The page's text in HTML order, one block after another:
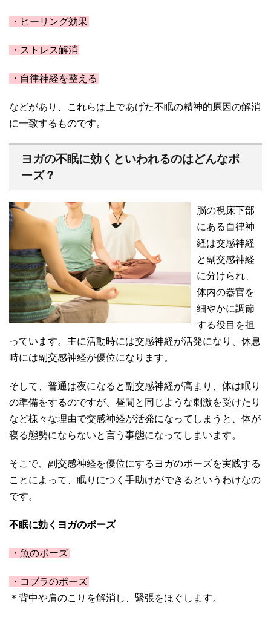
・ヒーリング効果
・ストレス解消
・自律神経を整える
などがあり、これらは上であげた不眠の精神的原因の解消
に一致するものです。
ヨガの不眠に効くといわれるのはどんなポ
ーズ？
脳の視床下部
にある自律神
経は交感神経
と副交感神経
に分けられ、
体内の器官を
細やかに調節
する役目を担
っています。主に活動時には交感神経が活発になり、休息
時には副交感神経が優位になります。
そして、普通は夜になると副交感神経が高まり、体は眠り
の準備をするのですが、昼間と同じような刺激を受けたり
など様々な理由で交感神経が活発になってしまうと、体が
寝る態勢にならないと言う事態になってしまいます。
そこで、副交感神経を優位にするヨガのポーズを実践する
ことによって、眠りにつく手助けができるというわけなの
です。
不眠に効くヨガのポーズ
・魚のポーズ
・コブラのポーズ
＊背中や肩のこりを解消し、緊張をほぐします。